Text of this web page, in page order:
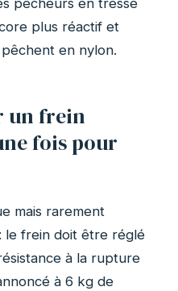
pêcheurs en tresse
plus réactif et
en nylon.
un frein
fois pour
mais rarement
le frein doit être réglé
à la rupture
à 6 kg de